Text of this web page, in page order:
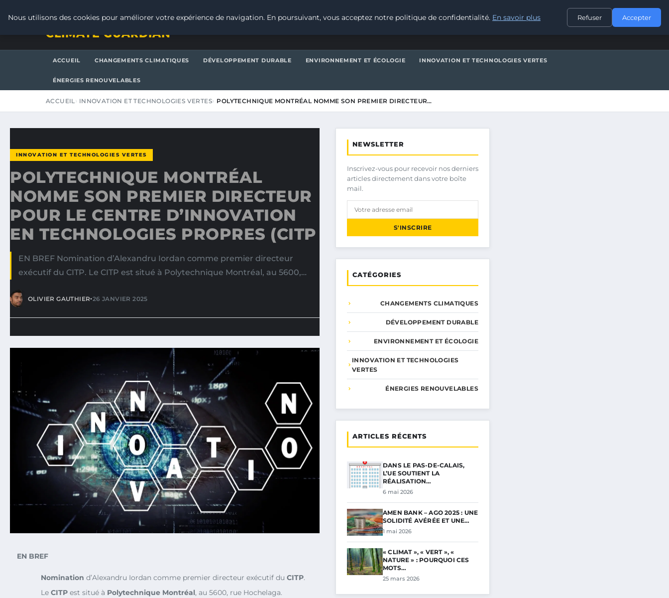
CONTACT
CLIMATE GUARDIAN
ACCUEIL CHANGEMENTS CLIMATIQUES DÉVELOPPEMENT DURABLE ENVIRONNEMENT ET ÉCOLOGIE INNOVATION ET TECHNOLOGIES VERTES
ÉNERGIES RENOUVELABLES
ACCUEIL INNOVATION ET TECHNOLOGIES VERTES POLYTECHNIQUE MONTRÉAL NOMME SON PREMIER DIRECTEUR…
INNOVATION ET TECHNOLOGIES VERTES
POLYTECHNIQUE MONTRÉAL
NOMME SON PREMIER DIRECTEUR
POUR LE CENTRE D’INNOVATION
EN TECHNOLOGIES PROPRES (CITP
EN BREF Nomination d’Alexandru Iordan comme premier directeur
exécutif du CITP. Le CITP est situé à Polytechnique Montréal, au 5600,…
OLIVIER GAUTHIER•26 JANVIER 2025
EN BREF
Nomination d’Alexandru Iordan comme premier directeur exécutif du CITP.
Le CITP est situé à Polytechnique Montréal, au 5600, rue Hochelaga.
NEWSLETTER
Inscrivez-vous pour recevoir nos derniers
articles directement dans votre boîte
mail.
S'INSCRIRE
CATÉGORIES
CHANGEMENTS CLIMATIQUES
DÉVELOPPEMENT DURABLE
ENVIRONNEMENT ET ÉCOLOGIE
INNOVATION ET TECHNOLOGIES
VERTES
ÉNERGIES RENOUVELABLES
ARTICLES RÉCENTS
DANS LE PAS-DE-CALAIS,
L’UE SOUTIENT LA
RÉALISATION…
6 mai 2026
AMEN BANK – AGO 2025 : UNE
SOLIDITÉ AVÉRÉE ET UNE…
1 mai 2026
« CLIMAT », « VERT », «
NATURE » : POURQUOI CES
MOTS…
25 mars 2026
Nous utilisons des cookies pour améliorer votre expérience de navigation. En poursuivant, vous acceptez notre politique de confidentialité. En savoir plus Refuser Accepter